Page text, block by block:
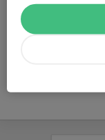
Position
Ålder